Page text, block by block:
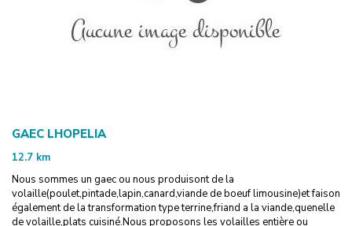
GAEC LHOPELIA
12.7 km
Nous sommes un gaec ou nous produisont de la
volaille(poulet,pintade,lapin,canard,viande de boeuf limousine)et faison
également de la transformation type terrine,friand a la viande,quenelle
de volaille,plats cuisiné.Nous proposons les volailles entière ou